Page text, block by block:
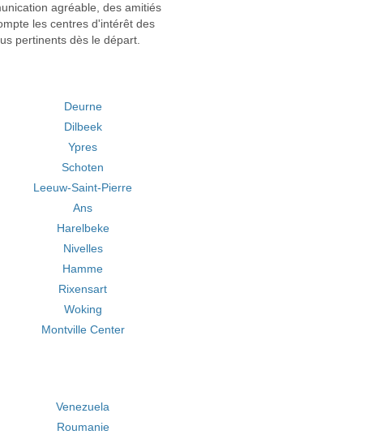
agréable, des amitiés
les centres d'intérêt des
pertinents dès le départ.
Deurne
Dilbeek
Ypres
Schoten
Leeuw-Saint-Pierre
Ans
Harelbeke
Nivelles
Hamme
Rixensart
Woking
Montville Center
Venezuela
Roumanie